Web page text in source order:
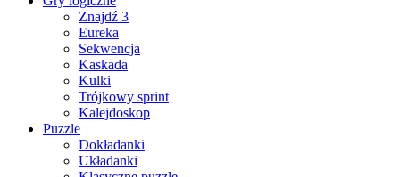
Znajdź 3
Eureka
Sekwencja
Kaskada
Kulki
Trójkowy sprint
Kalejdoskop
Puzzle
Dokładanki
Układanki